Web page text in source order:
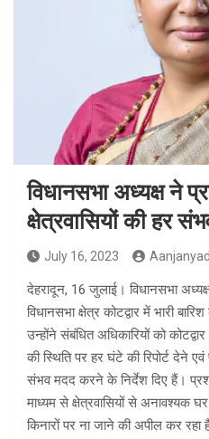
विधानसभा अध्यक्ष ने
क्षेत्रवासियों की हर
July 16, 2023
देहरादून, 16 जुलाई। विधानसभा
विधानसभा क्षेत्र कोटद्वार में भारी
उन्होंने संबंधित अधिकारियों को
की स्थिति पर हर घंटे की रिपोर्ट देने
संभव मदद करने के निर्देश दिए हैं।
माध्यम से क्षेत्रवासियों से अनावश्यक
किनारों पर ना जाने की अपील कर रहा